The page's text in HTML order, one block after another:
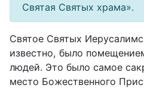
Святая Святых храма».
Святое Святых
известно, было
людей. Это было самое
место Божественного